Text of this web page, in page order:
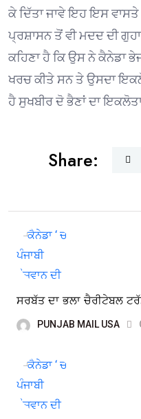
ਕੇ ਦਿੱਤਾ ਜਾਵੇ ਇਹ ਇਸ
ਪ੍ਰਸ਼ਾਸਨ ਤੋਂ ਵੀ ਮਦਦ ਦੀ
ਕਹਿਣਾ ਹੈ ਕਿ ਉਸ ਨੇ ਕੈਨੇਡਾ
ਖਰਚ ਕੀਤੇ ਸਨ ਤੇ ਉਸਦਾ
ਹੈ ਸੁਖਬੀਰ ਦੋ ਭੈਣਾਂ ਦਾ ਇਕਲੋਤਾ
Share:
ਸਰਬੱਤ ਦਾ ਭਲਾ ਚੈਰੀਟੇਬਲ
PUNJAB MAIL USA